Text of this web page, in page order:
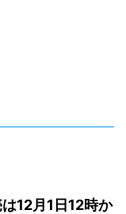
12月1日12時か